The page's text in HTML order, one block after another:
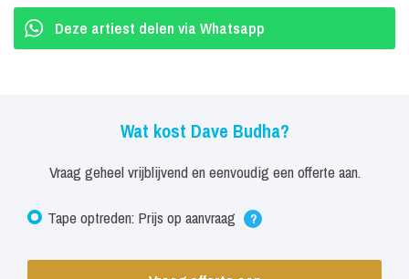
Deze artiest delen via Whatsapp
Wat kost Dave Budha?
Vraag geheel vrijblijvend en eenvoudig een offerte aan.
Tape optreden: Prijs op aanvraag ?